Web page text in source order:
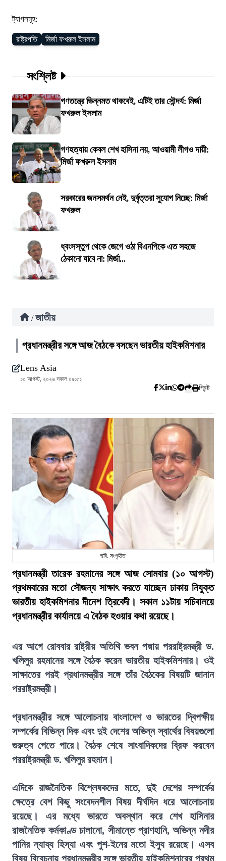
ট্যাগসমূহ:
রাষ্ট্রপতি মির্জা ফখরুল ইসলাম
সংশ্লিষ্ট
গণতন্ত্রে ভিন্নমত থাকবেই, এটিই তার সৌন্দর্য: মির্জা
ফখরুল ইসলাম
গণহত্যায় কেবল শেখ হাসিনা নয়, আওয়ামী লীগও দায়ী:
মির্জা ফখরুল ইসলাম
সরকারের জনসমর্থন নেই, দুর্বৃত্তরা সুযোগ নিচ্ছে: মির্জা
ফখরুল
ধ্বংসস্তুপ থেকে জেগে ওঠা বিএনপিকে এত সহজে
ঠেকানো যাবে না: মির্জা...
/ জাতীয়
প্রধানমন্ত্রীর সঙ্গে আজ বৈঠকে বসছেন ভারতীয় হাইকমিশনার
Lens Asia
১০ আগস্ট, ২০২৬ সকাল ০৯:৫১
প্রিন্ট
ছবি: সংগৃহীত
প্রধানমন্ত্রী তারেক রহমানের সঙ্গে আজ সোমবার (১০ আগস্ট)
প্রথমবারের মতো সৌজন্য সাক্ষাৎ করতে যাচ্ছেন ঢাকায় নিযুক্ত
ভারতীয় হাইকমিশনার দীনেশ ত্রিবেদী। সকাল ১১টায় সচিবালয়ে
প্রধানমন্ত্রীর কার্যালয়ে এ বৈঠক হওয়ার কথা রয়েছে।
এর আগে রোববার রাষ্ট্রীয় অতিথি ভবন পদ্মায় পররাষ্ট্রমন্ত্রী ড.
খলিলুর রহমানের সঙ্গে বৈঠক করেন ভারতীয় হাইকমিশনার। ওই
সাক্ষাতের পরই প্রধানমন্ত্রীর সঙ্গে তাঁর বৈঠকের বিষয়টি জানান
পররাষ্ট্রমন্ত্রী।
প্রধানমন্ত্রীর সঙ্গে আলোচনায় বাংলাদেশ ও ভারতের দ্বিপক্ষীয়
সম্পর্কের বিভিন্ন দিক এবং দুই দেশের অভিন্ন স্বার্থের বিষয়গুলো
গুরুত্ব পেতে পারে। বৈঠক শেষে সাংবাদিকদের ব্রিফ করবেন
পররাষ্ট্রমন্ত্রী ড. খলিলুর রহমান।
এদিকে রাজনৈতিক বিশ্লেষকদের মতে, দুই দেশের সম্পর্কের
ক্ষেত্রে বেশ কিছু সংবেদনশীল বিষয় দীর্ঘদিন ধরে আলোচনায়
রয়েছে। এর মধ্যে ভারতে অবস্থান করে শেখ হাসিনার
রাজনৈতিক কর্মকাণ্ড চালানো, সীমান্তে প্রাণহানি, অভিন্ন নদীর
পানির ন্যায্য হিস্যা এবং পুশ-ইনের মতো ইস্যু রয়েছে। এসব
বিষয় বিবেচনায় প্রধানমন্ত্রীর সঙ্গে ভারতীয় হাইকমিশনারের প্রথম